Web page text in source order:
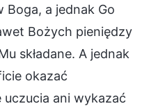
Boga, a jednak Go
Bożych pieniędzy
składane. A jednak
okazać
ani wykazać